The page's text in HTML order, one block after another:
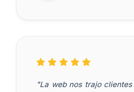
"La web nos trajo